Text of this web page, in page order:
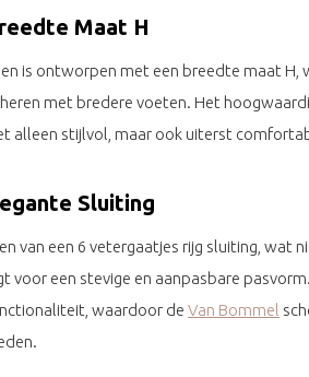
Maat H
is ontworpen met een breedte maat
met bredere voeten. Het
alleen stijlvol, maar ook uiterst
Sluiting
van een 6 vetergaatjes rijg sluiting, wat
voor een stevige en aanpasbare
waardoor de Van Bommel